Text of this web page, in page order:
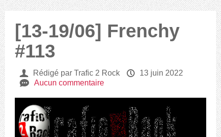
[13-19/06] Frenchy
#113
U Rédigé par Trafic 2 Rock P 13 juin 2022
e Aucun commentaire